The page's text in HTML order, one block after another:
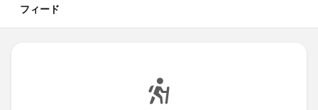
フィード